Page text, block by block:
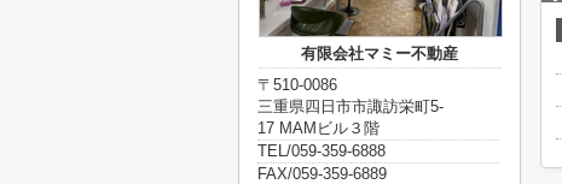
有限会社マミー不動産
〒510-0086
三重県四日市市諏訪栄町5-
17 MAMビル３階
TEL/059-359-6888
FAX/059-359-6889